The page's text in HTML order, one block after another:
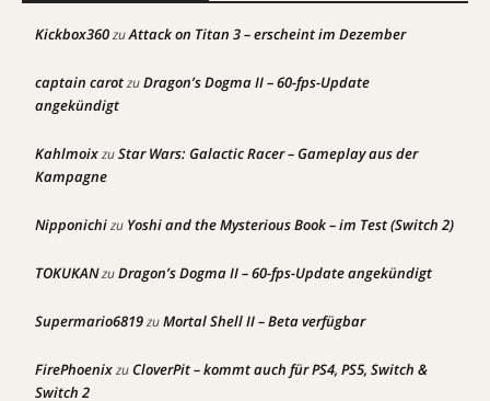
Kickbox360zuAttack on Titan 3 – erscheint im Dezember
captain carotzuDragon’s Dogma II – 60-fps-Update
angekündigt
KahlmoixzuStar Wars: Galactic Racer – Gameplay aus der
Kampagne
Nipponichizu Yoshi and the Mysterious Book – im Test (Switch 2)
TOKUKANzuDragon’s Dogma II – 60-fps-Update angekündigt
Supermario6819zuMortal Shell II – Beta verfügbar
FirePhoenixzuCloverPit – kommt auch für PS4, PS5, Switch &
Switch 2